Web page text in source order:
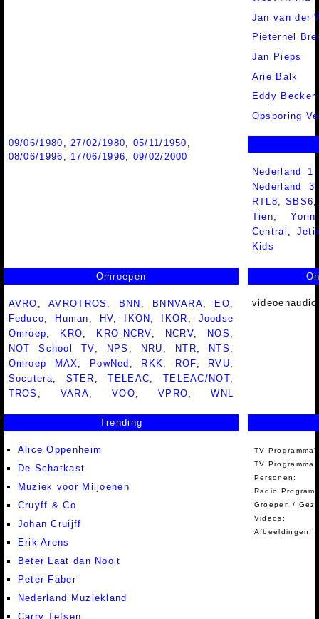
Jan van der
Pieternel
Jan Pieps
Arie Balk
Eddy Becker
Opsporing
09/06/1980 27/02/1980 05/11/1950
08/06/1996
17/06/1996
09/02/2000
Nederland
Nederland
RTL8,SBS6
Tien,Yorin
Central ,
Kids
Omroepen
AVRO ,AVROTROS BNN BNNVARA EO
Feduco
Human HV IKON IKOR
Joodse
Omroep
KRO KRO-NCRV NCRV NOS
NOT School TV
NPS NRU NTR NTS
Omroep MAX
PowNed RKK ROF RVU
Socutera
STER ,TELEAC TELEAC/NOT
TROS
VARA ,VOO ,VPRO ,WNL
Trending
Alice Oppenheim
De Schatkast
Muziek voor Miljoenen
Cruyff & Co
Johan Cruijff
Erik Arens
Beter Laat dan Nooit
Peter Faber
Nederland Muziekland
Carry Tefsen
TV
TV Programma
Personen:
Radio
Groepen /
Videos:
Afbeeldingen: